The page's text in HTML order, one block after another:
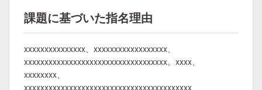
課題に基づいた指名理由
xxxxxxxxxxxxxxx、xxxxxxxxxxxxxxxxxx、
xxxxxxxxxxxxxxxxxxxxxxxxxxxxxxxxxxx。xxxx、
xxxxxxxx、
xxxxxxxxxxxxxxxxxxxxxxxxxxxxxxxxxxxxxxxxx、